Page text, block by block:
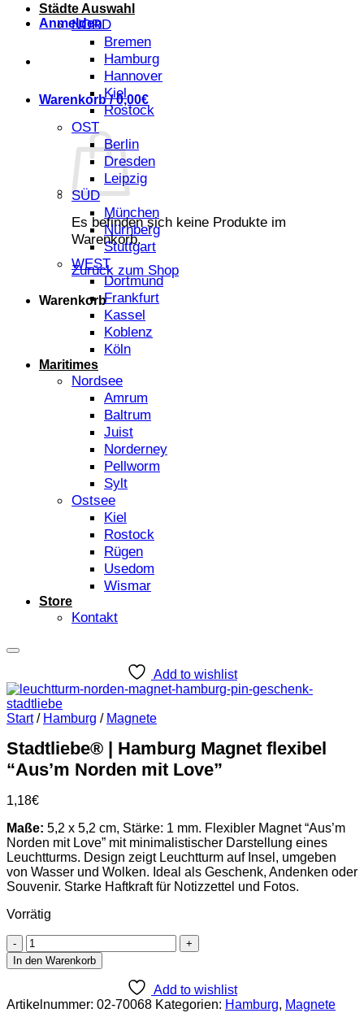
Anmelden
Warenkorb /0,00€
Es befinden sich keine Produkte im
Warenkorb.
Zurück zum Shop
Warenkorb
Städte Auswahl
NORD
Bremen
Hamburg
Hannover
Kiel
Rostock
OST
Berlin
Dresden
Leipzig
SÜD
München
Nürnberg
Stuttgart
WEST
Dortmund
Frankfurt
Kassel
Koblenz
Köln
Maritimes
Nordsee
Amrum
Baltrum
Juist
Norderney
Pellworm
Sylt
Ostsee
Kiel
Rostock
Rügen
Usedom
Wismar
Store
Kontakt
Add to wishlist
Start / Hamburg / Magnete
Stadtliebe® | Hamburg Magnet flexibel
“Aus’m Norden mit Love”
1,18€
Maße: 5,2 x 5,2 cm, Stärke: 1 mm. Flexibler Magnet “Aus’m
Norden mit Love” mit minimalistischer Darstellung eines
Leuchtturms. Design zeigt Leuchtturm auf Insel, umgeben
von Wasser und Wolken. Ideal als Geschenk, Andenken oder
Souvenir. Starke Haftkraft für Notizzettel und Fotos.
Vorrätig
Stadtliebe®
|
Hamburg
flexibel
In den Warenkorb
Add to wishlist
Artikelnummer: 02-70068 Kategorien: Hamburg, Magnete